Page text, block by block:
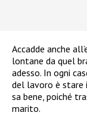
Accadde anche
lontane da quel
adesso. In ogni
del lavoro è stare
sa bene, poiché
marito.